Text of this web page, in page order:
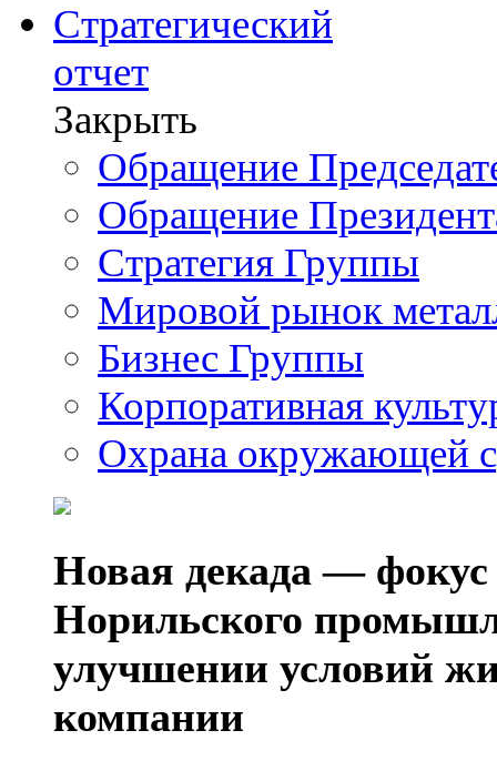
Стратегический
отчет
Закрыть
Обращение
Обращение
Стратегия Группы
Мировой рынок
Бизнес Группы
Корпоративная
Охрана окружающей
Новая декада — фокус
Норильского
улучшении условий
компании